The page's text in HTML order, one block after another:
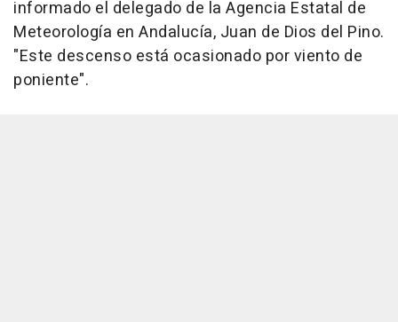
informado el delegado de la Agencia Estatal de
Meteorología en Andalucía, Juan de Dios del Pino.
"Este descenso está ocasionado por viento de
poniente".